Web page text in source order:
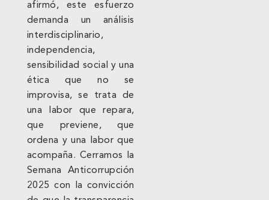
afirmó, este esfuerzo
demanda un análisis
interdisciplinario,
independencia,
sensibilidad social y una
ética que no se
improvisa, se trata de
una labor que repara,
que previene, que
ordena y una labor que
acompaña. Cerramos la
Semana Anticorrupción
2025 con la convicción